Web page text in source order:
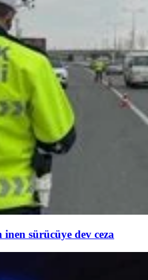
sürücüye dev ceza